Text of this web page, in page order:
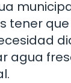
tener
agua